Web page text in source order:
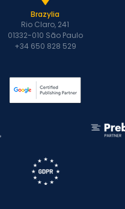
Brazylia
Rio Claro, 241
01332-010 São Paulo
+34 650 828 529